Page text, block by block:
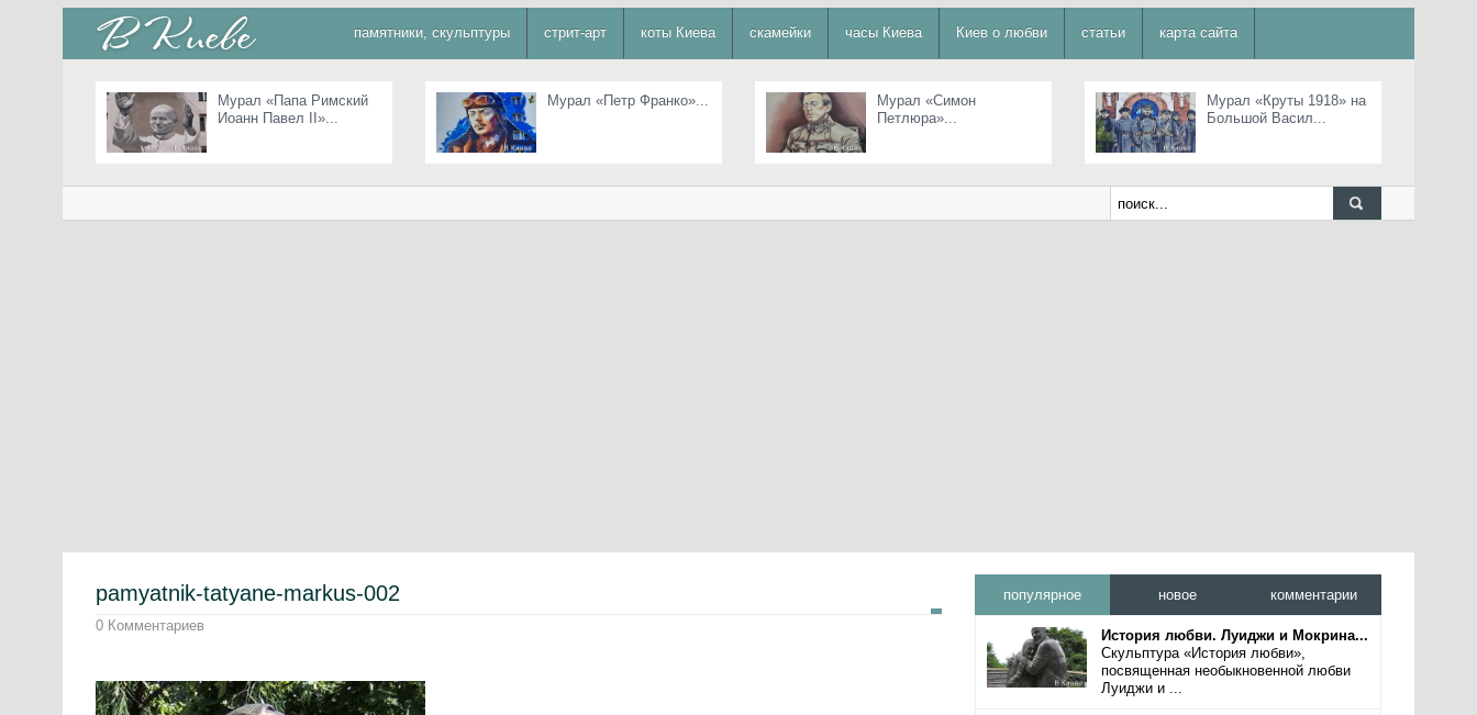
памятники, скульптуры стрит-арт коты Киева скамейки часы Киева Киев о любви статьи карта сайта
Мурал «Папа Римский
Иоанн Павел II»...
Мурал «Петр Франко»...
Мурал «Симон
Петлюра»...
Мурал «Круты 1918» на
Большой Васил...
pamyatnik-tatyane-markus-002
0 Комментариев
популярное новое комментарии
История любви. Луиджи и Мокрина...
Скульптура «История любви»,
посвященная необыкновенной любви
Луиджи и ...